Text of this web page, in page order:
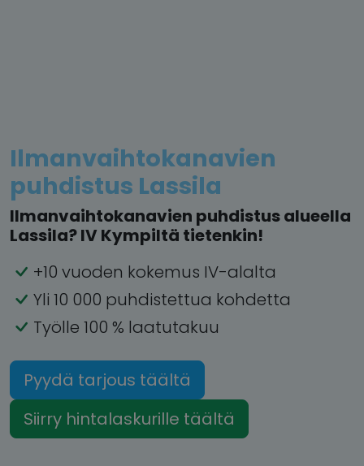
Ilmanvaihtokanavien
puhdistus Lassila
Ilmanvaihtokanavien puhdistus alueella
Lassila? IV Kympiltä tietenkin!
+10 vuoden kokemus IV-alalta
Yli 10 000 puhdistettua kohdetta
Työlle 100 % laatutakuu
Pyydä tarjous täältä
Siirry hintalaskurille täältä